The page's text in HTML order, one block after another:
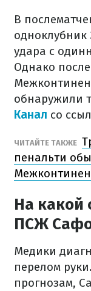
В
одноклубник
удара с
Однако
обнаружили
Канал со
ЧИТАЙТЕ ТАКЖЕ
пенальти
На какой
ПСЖ
Медики
перелом
прогнозам,